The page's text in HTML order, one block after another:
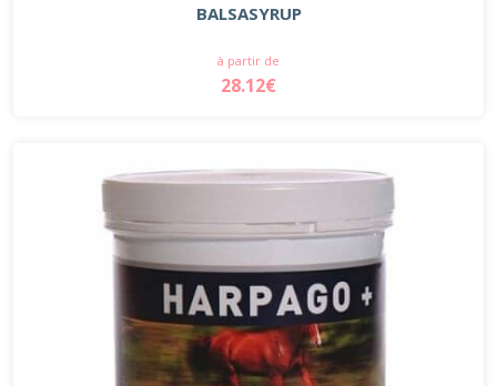
BALSASYRUP
à partir de
28.12€